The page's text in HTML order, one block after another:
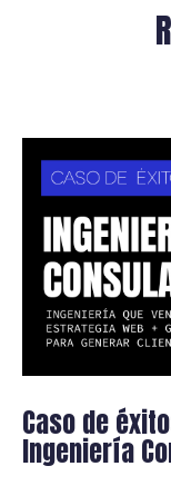
Caso de
Ingeniería